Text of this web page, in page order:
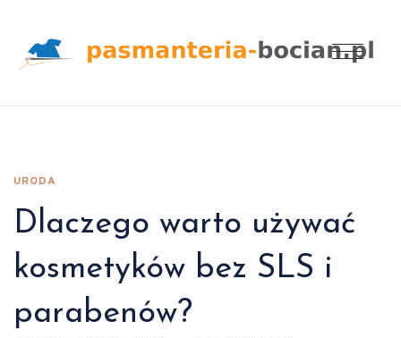
URODA
Dlaczego warto używać
kosmetyków bez SLS i
parabenów?